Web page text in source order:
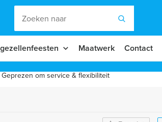
Maatwerk Contact
Geprezen om service & flexibiliteit